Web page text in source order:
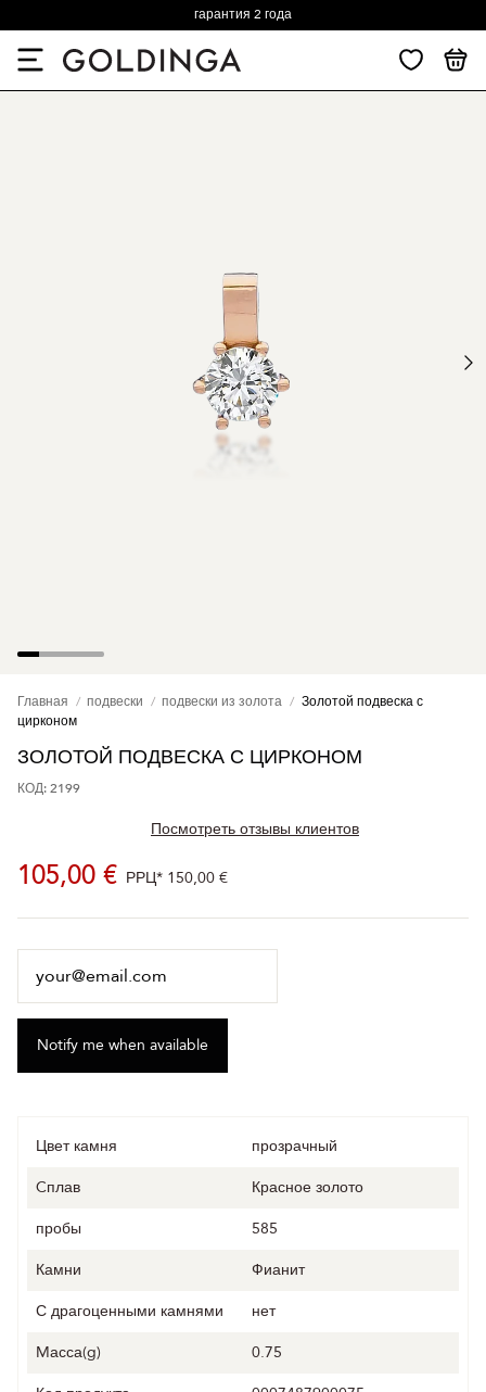
гарантия 2 года
Главная подвески подвески из золота
Золотой подвеска с
цирконом
ЗОЛОТОЙ ПОДВЕСКА С ЦИРКОНОМ
КОД: 2199
Посмотреть отзывы клиентов
105,00 € РРЦ* 150,00 €
Цвет камня
прозрачный
Cплав
Красное золото
пробы
585
Камни
Фианит
С драгоценными камнями
нет
Mасса(g)
0.75